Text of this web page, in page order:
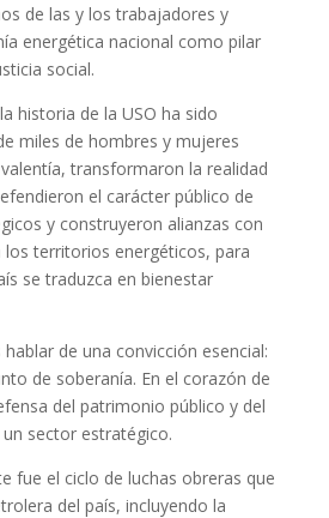
de las y los trabajadores y
energética nacional como pilar
social.
historia de la USO ha sido
miles de hombres y mujeres
transformaron la realidad
el carácter público de
y construyeron alianzas con
los territorios energéticos, para
se traduzca en bienestar
hablar de una convicción esencial:
de soberanía. En el corazón de
del patrimonio público y del
sector estratégico.
fue el ciclo de luchas obreras que
del país, incluyendo la